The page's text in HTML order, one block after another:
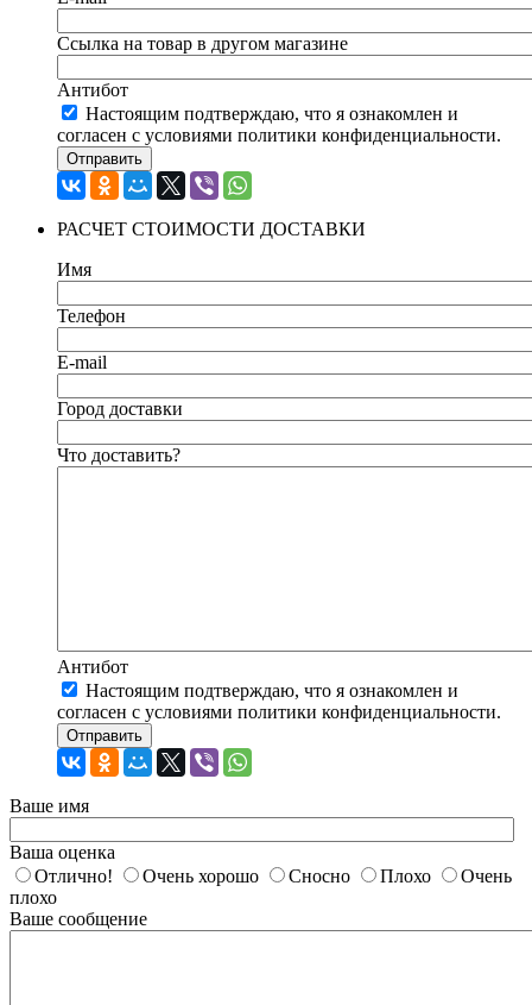
Ссылка на товар в другом магазине
Антибот
Настоящим подтверждаю, что я ознакомлен и
согласен с условиями политики конфиденциальности.
Отправить
РАСЧЕТ СТОИМОСТИ ДОСТАВКИ
Имя
Телефон
E-mail
Город доставки
Что доставить?
Антибот
Настоящим подтверждаю, что я ознакомлен и
согласен с условиями политики конфиденциальности.
Отправить
Ваше имя
Ваша оценка
Отлично!
Очень хорошо Сносно Плохо
Очень
плохо
Ваше сообщение